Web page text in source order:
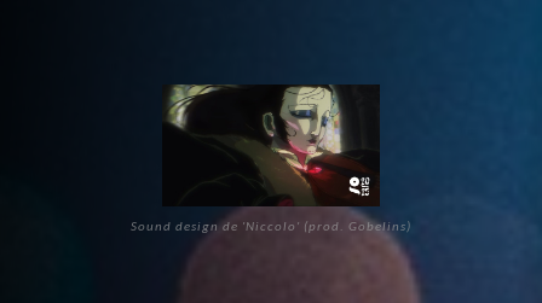
Sound design de 'Niccolo' (prod. Gobelins)